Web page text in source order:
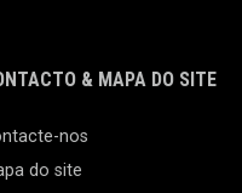
& MAPA DO SITE
nos
do site